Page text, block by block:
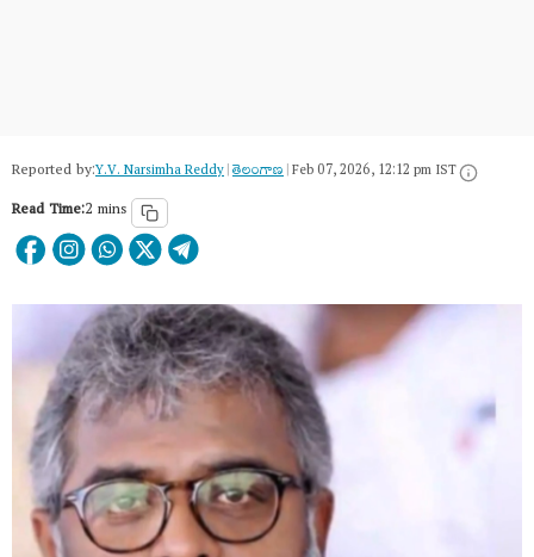
Reported by:Y.V. Narsimha Reddy|తెలంగాణ‌|Feb 07, 2026, 12:12 pm IST
Read Time:2 mins